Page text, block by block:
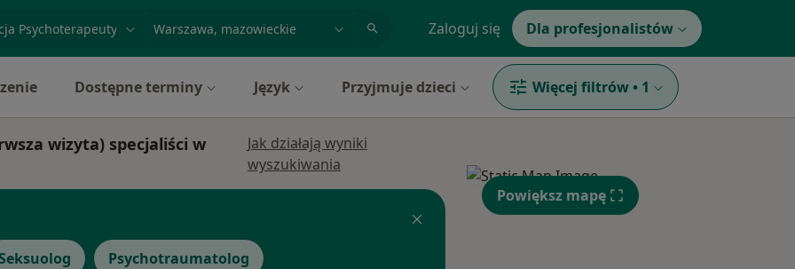
Zaloguj się Dla profesjonalistów
Dostępne terminy Język Przyjmuje dzieci Więcej filtrów • 1
wizyta) specjaliści w
Jak działają wyniki
wyszukiwania
Psychotraumatolog
Powiększ mapę